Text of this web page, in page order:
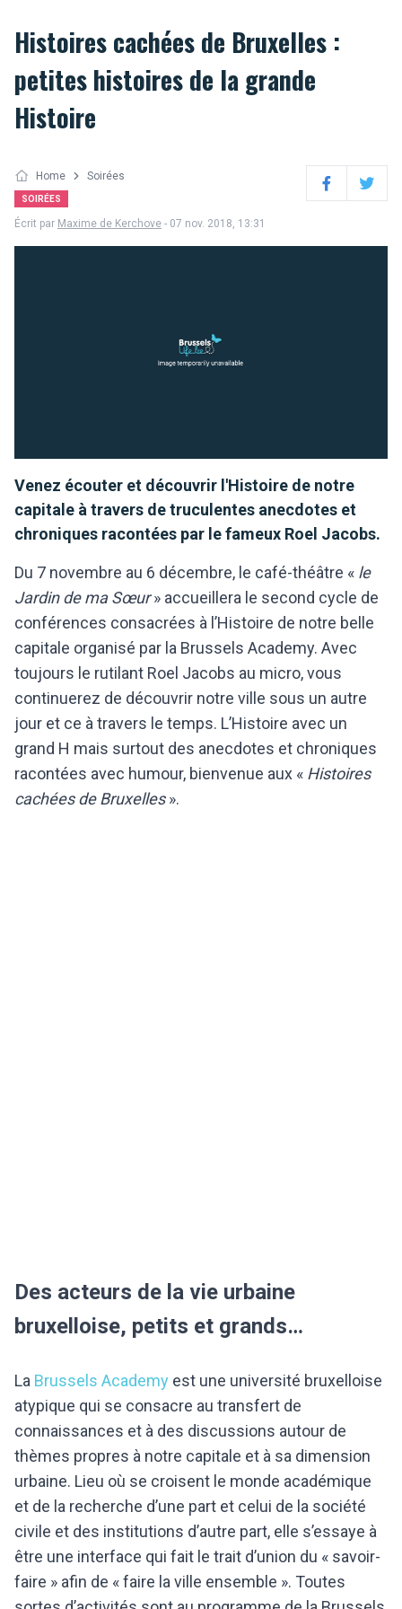
Histoires cachées de Bruxelles :
petites histoires de la grande
Histoire
Home Soirées
SOIRÉES FacebookTwitter
Écrit par Maxime de Kerchove - 07 nov. 2018, 13:31
Venez écouter et découvrir l'Histoire de notre
capitale à travers de truculentes anecdotes et
chroniques racontées par le fameux Roel Jacobs.
Du 7 novembre au 6 décembre, le café-théâtre « le
Jardin de ma Sœur» accueillera le second cycle de
conférences consacrées à l’Histoire de notre belle
capitale organisé par la Brussels Academy. Avec
toujours le rutilant Roel Jacobs au micro, vous
continuerez de découvrir notre ville sous un autre
jour et ce à travers le temps. L’Histoire avec un
grand H mais surtout des anecdotes et chroniques
racontées avec humour, bienvenue aux « Histoires
cachées de Bruxelles».
Des acteurs de la vie urbaine
bruxelloise, petits et grands…
La Brussels Academy est une université bruxelloise
atypique qui se consacre au transfert de
connaissances et à des discussions autour de
thèmes propres à notre capitale et à sa dimension
urbaine. Lieu où se croisent le monde académique
et de la recherche d’une part et celui de la société
civile et des institutions d’autre part, elle s’essaye à
être une interface qui fait le trait d’union du « savoir-
faire » afin de « faire la ville ensemble ». Toutes